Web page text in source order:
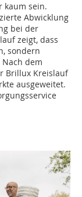
kaum sein.
Abwicklung
bei der
zeigt, dass
sondern
dem
Brillux Kreislauf
ausgeweitet.